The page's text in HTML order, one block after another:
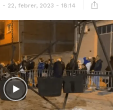
22, febrer, 2023 - 18:14